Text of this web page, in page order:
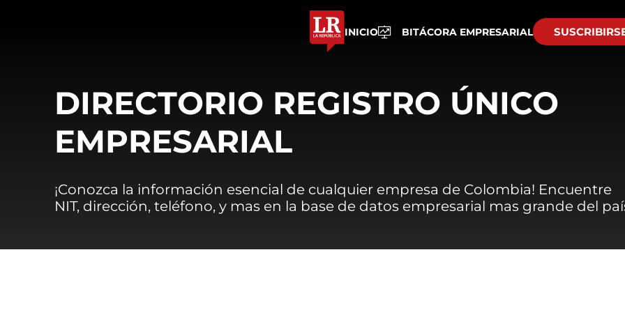
INICIO BITÁCORA EMPRESARIAL
DIRECTORIO REGISTRO ÚNICO
EMPRESARIAL
¡Conozca la información esencial de cualquier empresa de Colombia! Encuentre
NIT, dirección, teléfono, y mas en la base de datos empresarial mas grande del